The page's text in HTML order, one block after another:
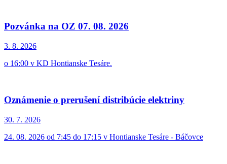
Pozvánka na OZ 07. 08. 2026
3. 8. 2026
o 16:00 v KD Hontianske Tesáre.
Oznámenie o prerušení distribúcie elektriny
30. 7. 2026
24. 08. 2026 od 7:45 do 17:15 v Hontianske Tesáre - Báčovce